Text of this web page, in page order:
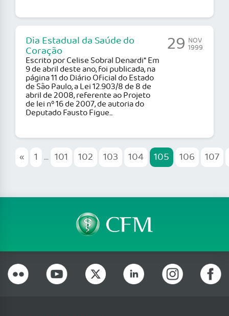
Dia Estadual da Saúde do
Coração
Escrito por Celise Sobral Denardi* Em
9 de abril deste ano, foi publicada, na
página 11 do Diário Oficial do Estado
de São Paulo, a Lei 12.903/8 de 8 de
abril de 2008, referente ao Projeto
de lei nº 16 de 2007, de autoria do
Deputado Fausto Figue...
29 NOV
1999
« 1 ... 101 102 103 104 105 106 107